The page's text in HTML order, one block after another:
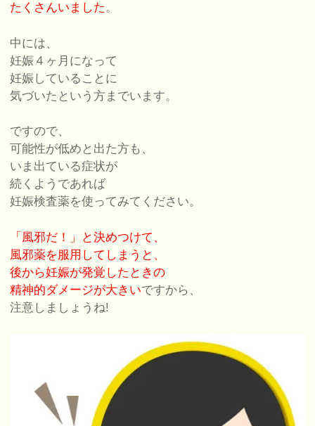
たくさんいました。
中には、
妊娠４ヶ月になって
妊娠していることに
気づいたという方までいます。
ですので、
可能性が低めと出た方も、
いま出ている症状が
続くようであれば
妊娠検査薬を使ってみてください。
「風邪だ！」と決めつけて、
風邪薬を服用してしまうと、
後から妊娠が発覚したときの
精神的ダメージが大きいですから、
注意しましょうね!